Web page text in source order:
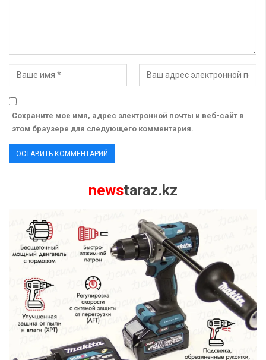
Сохраните мое имя, адрес электронной почты и веб-сайт в
этом браузере для следующего комментария.
newstaraz.kz